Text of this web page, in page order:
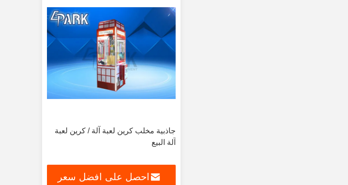
جاذبية مخلب كرين لعبة آلة / كرين لعبة
آلة البيع
احصل على افضل سعر